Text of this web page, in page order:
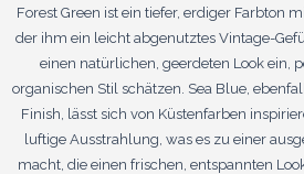
Forest Green ist ein tiefer, erdiger Farbton
der ihm ein leicht abgenutztes Vintage-
einen natürlichen, geerdeten Look ein,
organischen Stil schätzen. Sea Blue,
Finish, lässt sich von Küstenfarben
luftige Ausstrahlung, was es zu einer
macht, die einen frischen, entspannten